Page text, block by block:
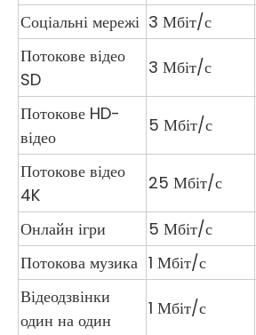
Соціальні мережі 3 Мбіт/с
Потокове відео
SD
3 Мбіт/с
Потокове HD-
відео
5 Мбіт/с
Потокове відео
4K
25 Мбіт/с
Онлайн ігри 5 Мбіт/с
Потокова музика 1 Мбіт/с
Відеодзвінки
один на один
1 Мбіт/с